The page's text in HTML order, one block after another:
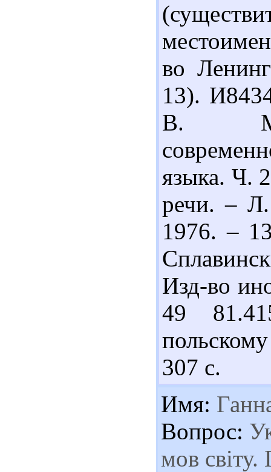
во
13).
В.
языка. Ч.
речи. –
1976. –
Изд-во
49
307 с.
Имя:
Вопрос:
мов світу.